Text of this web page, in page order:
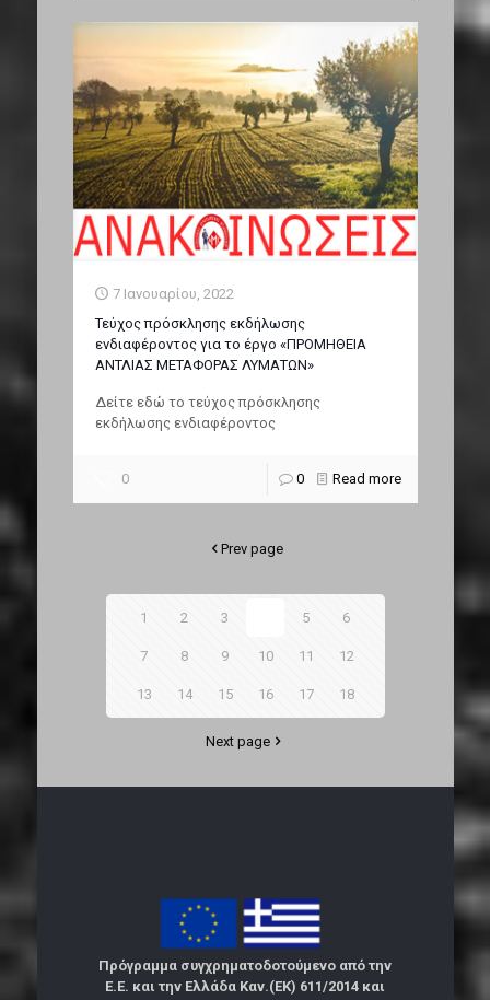
7 Ιανουαρίου, 2022
Τεύχος πρόσκλησης εκδήλωσης
ενδιαφέροντος για το έργο «ΠΡΟΜΗΘΕΙΑ
ΑΝΤΛIΑΣ ΜΕΤΑΦΟΡΑΣ ΛΥΜΑΤΩΝ»
Δείτε εδώ το τεύχος πρόσκλησης
εκδήλωσης ενδιαφέροντος
0 0 Read more
Prev page
1 2 3 5 6
7 8 9 10 11 12
13 14 15 16 17 18
Next page
Πρόγραμμα συγχρηματοδοτούμενο από την
Ε.Ε. και την Ελλάδα Καν.(ΕΚ) 611/2014 και